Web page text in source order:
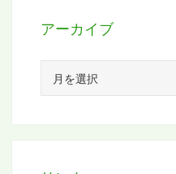
アーカイブ
カ